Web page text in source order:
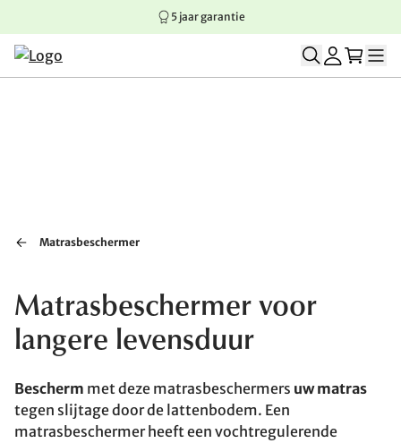
Springen naar hoofdinhoud
Springen naar hoofdnavigatie
Springen naar voettekst
5 jaar garantie
Matrasbeschermer
Matrasbeschermer voor
langere levensduur
Bescherm met deze matrasbeschermers uw matras
tegen slijtage door de lattenbodem. Een
matrasbeschermer heeft een vochtregulerende